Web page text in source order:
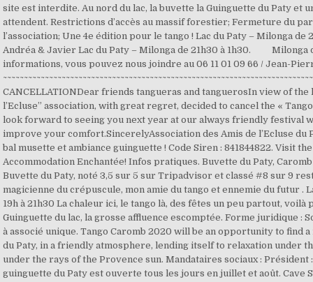
site est interdite. Au nord du lac, la buvette la Guinguette du Paty et
attendent. Restrictions d’accès au massif forestier; Fermeture du
l’association; Une 4e édition pour le tango ! Lac du Paty – Milonga de
Andréa & Javier Lac du Paty – Milonga de 21h30 à 1h30. Milonga
informations, vous pouvez nous joindre au 06 11 01 09 66 / Jean-
CANCELLATIONDear friends tangueras and tanguerosIn view of the
l’Ecluse” association, with great regret, decided to cancel the «
look forward to seeing you next year at our always friendly festival
improve your comfort.SincerelyAssociation des Amis de l’Ecluse du
bal musette et ambiance guinguette ! Code Siren : 841844822. Visit
Accommodation Enchantée! Infos pratiques. Buvette du Paty,
Buvette du Paty, noté 3,5 sur 5 sur Tripadvisor et classé #8 sur 9
magicienne du crépuscule, mon amie du tango et ennemie du futur .
19h à 21h30 La chaleur ici, le tango là, des fêtes un peu partout, voilà
Guinguette du lac, la grosse affluence escomptée. Forme juridique :
à associé unique. Tango Caromb 2020 will be an opportunity to find
du Paty, in a friendly atmosphere, lending itself to relaxation under
under the rays of the Provence sun. Mandataires sociaux : Président :
guinguette du Paty est ouverte tous les jours en juillet et août. Cave